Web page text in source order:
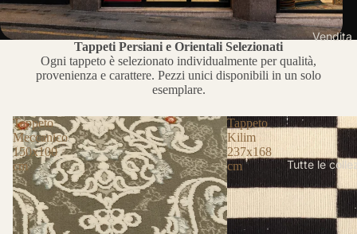
Vendita
Tutte le
Tappeti Persiani e Orientali Selezionati
Ogni tappeto è selezionato individualmente per qualità,
provenienza e carattere. Pezzi unici disponibili in un solo
esemplare.
Tappeto
Meccanico
150x100
cm
Tappeto
Kilim
237x168
cm